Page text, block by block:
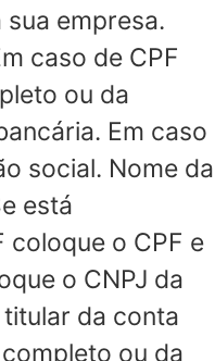
empresa.
caso de CPF
ou da
Em caso
social. Nome da
está
coloque o CPF e
o CNPJ da
da conta
ou da